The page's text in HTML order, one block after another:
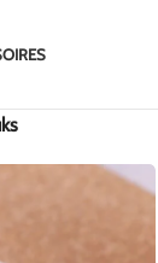
Verzending